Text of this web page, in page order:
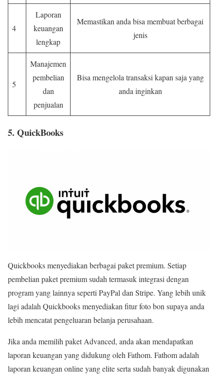
4
Laporan
keuangan
lengkap
Memastikan anda bisa membuat berbagai
jenis
5
Manajemen
pembelian
dan
penjualan
Bisa mengelola transaksi kapan saja yang
anda inginkan
5. QuickBooks
Quickbooks menyediakan berbagai paket premium. Setiap
pembelian paket premium sudah termasuk integrasi dengan
program yang lainnya seperti PayPal dan Stripe. Yang lebih unik
lagi adalah Quickbooks menyediakan fitur foto bon supaya anda
lebih mencatat pengeluaran belanja perusahaan.
Jika anda memilih paket Advanced, anda akan mendapatkan
laporan keuangan yang didukung oleh Fathom. Fathom adalah
laporan keuangan online yang elite serta sudah banyak digunakan